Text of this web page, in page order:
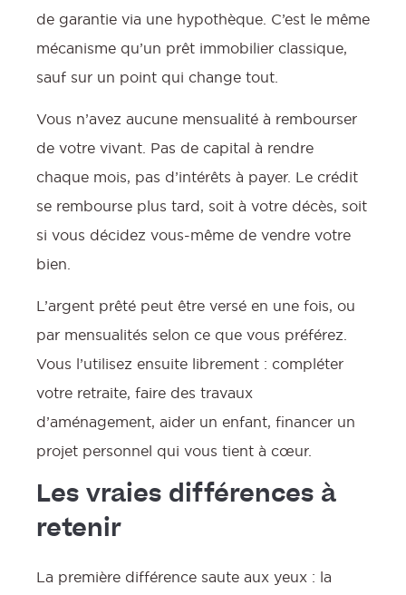
de garantie via une hypothèque. C’est le même
mécanisme qu’un prêt immobilier classique,
sauf sur un point qui change tout.
Vous n’avez aucune mensualité à rembourser
de votre vivant. Pas de capital à rendre
chaque mois, pas d’intérêts à payer. Le crédit
se rembourse plus tard, soit à votre décès, soit
si vous décidez vous-même de vendre votre
bien.
L’argent prêté peut être versé en une fois, ou
par mensualités selon ce que vous préférez.
Vous l’utilisez ensuite librement : compléter
votre retraite, faire des travaux
d’aménagement, aider un enfant, financer un
projet personnel qui vous tient à cœur.
Les vraies différences à
retenir
La première différence saute aux yeux : la